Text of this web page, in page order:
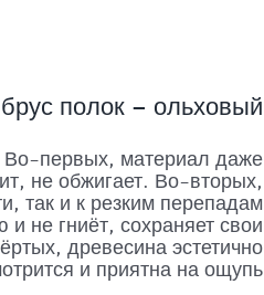
полок – ольховый?
Во-первых, материал даже
не обжигает. Во-вторых,
так и к резким перепадам
не гниёт, сохраняет свои
древесина эстетично
и приятна на ощупь.